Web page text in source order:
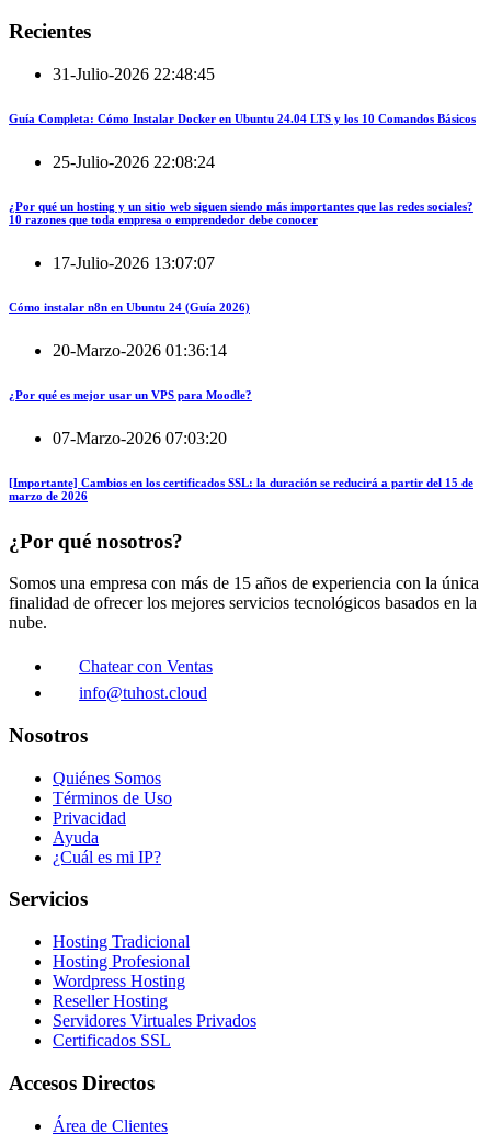
Recientes
31-Julio-2026 22:48:45
Guía Completa: Cómo Instalar Docker en Ubuntu 24.04 LTS y los 10 Comandos Básicos
25-Julio-2026 22:08:24
¿Por qué un hosting y un sitio web siguen siendo más importantes que las redes sociales?
10 razones que toda empresa o emprendedor debe conocer
17-Julio-2026 13:07:07
Cómo instalar n8n en Ubuntu 24 (Guía 2026)
20-Marzo-2026 01:36:14
¿Por qué es mejor usar un VPS para Moodle?
07-Marzo-2026 07:03:20
[Importante] Cambios en los certificados SSL: la duración se reducirá a partir del 15 de
marzo de 2026
¿Por qué nosotros?
Somos una empresa con más de 15 años de experiencia con la única
finalidad de ofrecer los mejores servicios tecnológicos basados en la
nube.
Chatear con Ventas
info@tuhost.cloud
Nosotros
Quiénes Somos
Términos de Uso
Privacidad
Ayuda
¿Cuál es mi IP?
Servicios
Hosting Tradicional
Hosting Profesional
Wordpress Hosting
Reseller Hosting
Servidores Virtuales Privados
Certificados SSL
Accesos Directos
Área de Clientes